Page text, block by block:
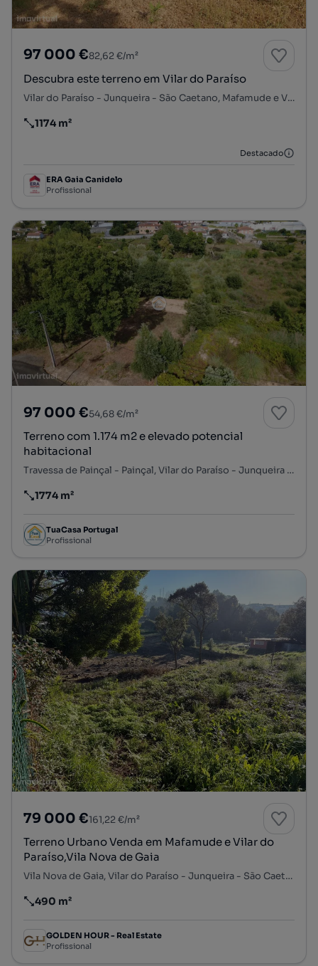
97 000 €82,62 €/m²
Descubra este terreno em Vilar do Paraíso
Vilar do Paraíso - Junqueira - São Caetano, Mafamude e Vilar do Paraíso, Vila Nova de Gaia, Porto
Preço por metro quadrado
1174 m²
Destacado
ERA Gaia Canidelo
Profissional
97 000 €54,68 €/m²
Terreno com 1.174 m2 e elevado potencial
habitacional
Travessa de Painçal - Painçal, Vilar do Paraíso - Junqueira - São Caetano, Mafamude e Vilar do Paraíso, Vila Nova de Gaia, Porto
Preço por metro quadrado
1774 m²
TuaCasa Portugal
Profissional
79 000 €161,22 €/m²
Terreno Urbano Venda em Mafamude e Vilar do
Paraíso,Vila Nova de Gaia
Vila Nova de Gaia, Vilar do Paraíso - Junqueira - São Caetano, Mafamude e Vilar do Paraíso, Vila Nova de Gaia, Porto
Preço por metro quadrado
490 m²
GOLDEN HOUR - Real Estate
Profissional